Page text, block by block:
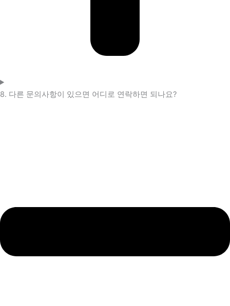
8. 다른 문의사항이 있으면 어디로 연락하면 되나요?